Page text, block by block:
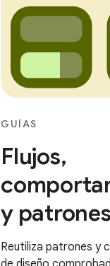
GUÍAS
Flujos,
y patrones
Reutiliza patrones y